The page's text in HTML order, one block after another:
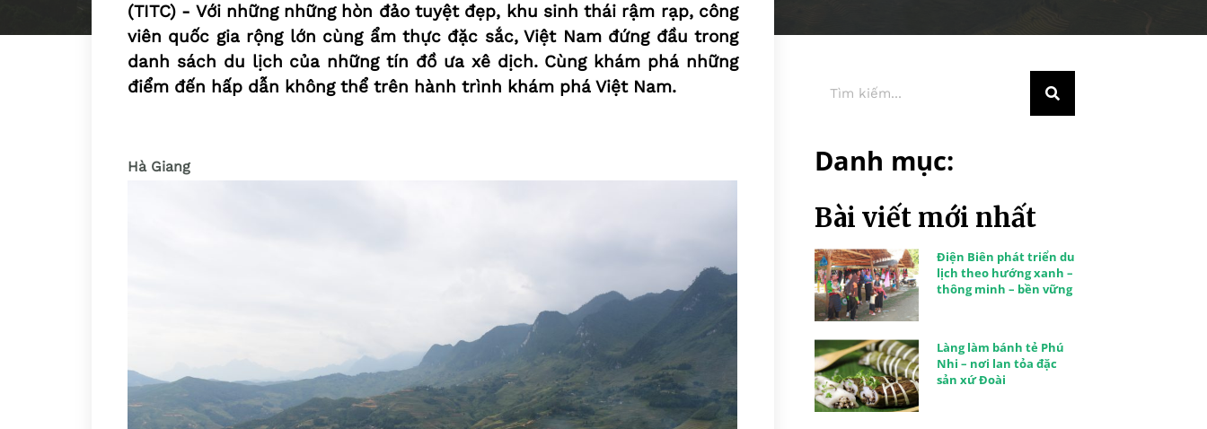
(TITC) - Với những những hòn đảo tuyệt đẹp, khu sinh thái rậm rạp, công
viên quốc gia rộng lớn cùng ẩm thực đặc sắc, Việt Nam đứng đầu trong
danh sách du lịch của những tín đồ ưa xê dịch. Cùng khám phá những
điểm đến hấp dẫn không thể trên hành trình khám phá Việt Nam.
Hà Giang Danh mục:
Bài viết mới nhất
Điện Biên phát triển du
lịch theo hướng xanh –
thông minh – bền vững
Làng làm bánh tẻ Phú
Nhi – nơi lan tỏa đặc
sản xứ Đoài